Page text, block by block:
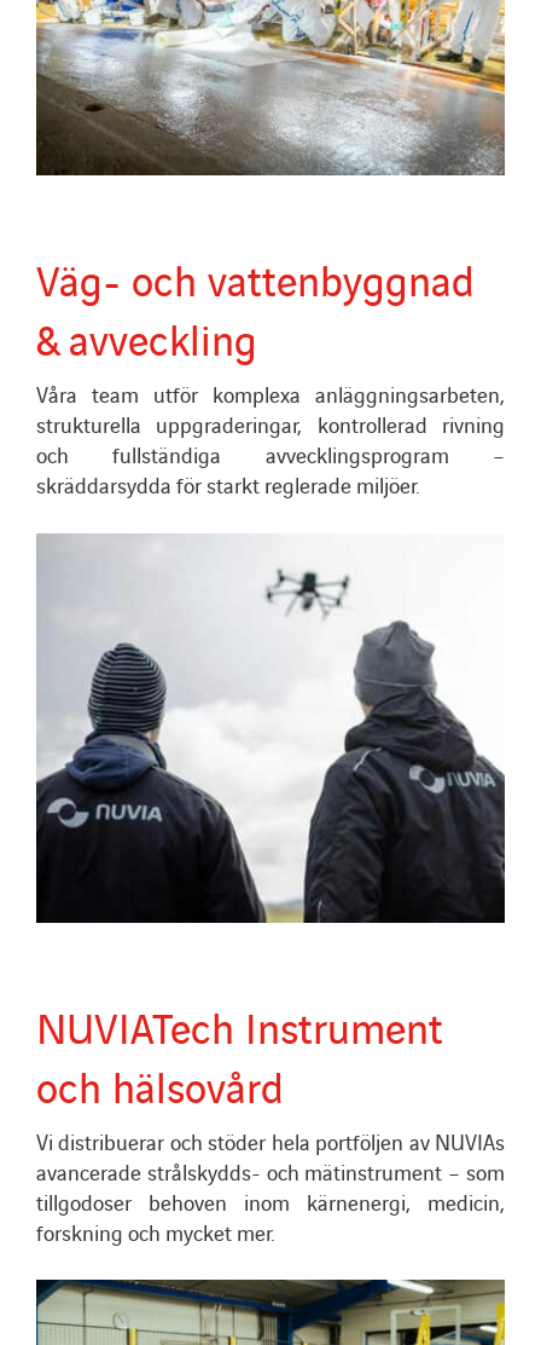
Väg- och vattenbyggnad
& avveckling
Våra team utför komplexa anläggningsarbeten,
strukturella uppgraderingar, kontrollerad rivning
och fullständiga avvecklingsprogram –
skräddarsydda för starkt reglerade miljöer.
NUVIATech Instrument
och hälsovård
Vi distribuerar och stöder hela portföljen av NUVIAs
avancerade strålskydds- och mätinstrument – som
tillgodoser behoven inom kärnenergi, medicin,
forskning och mycket mer.